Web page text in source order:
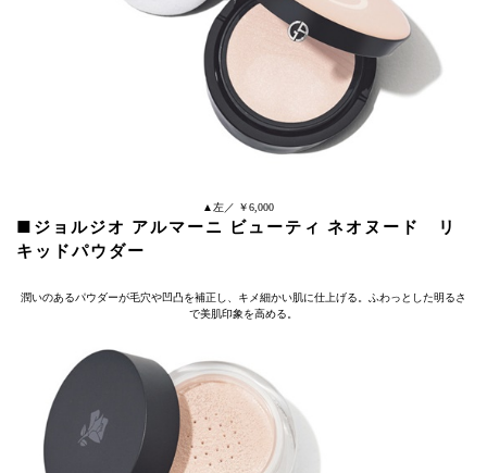
▲左／ ￥6,000
■ジョルジオ アルマーニ ビューティ ネオヌード リ
キッドパウダー
潤いのあるパウダーが毛穴や凹凸を補正し、キメ細かい肌に仕上げる。ふわっとした明るさ
で美肌印象を高める。